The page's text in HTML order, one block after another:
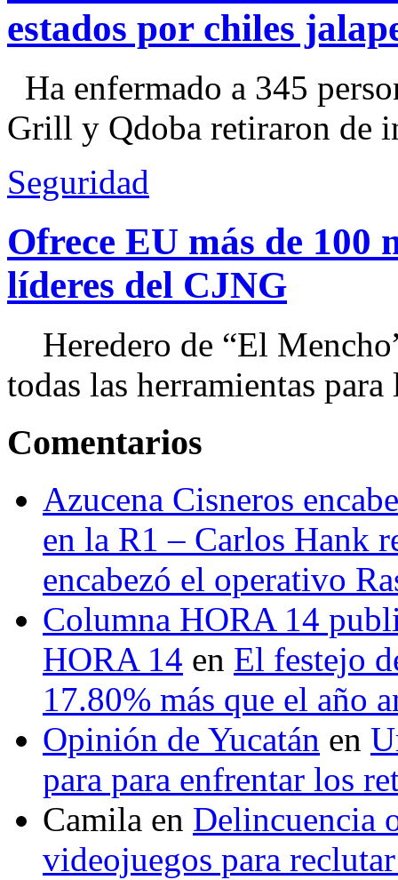
estados por chiles
Ha enfermado a 345
Grill y Qdoba retiraron de
Seguridad
Ofrece EU más de 100
líderes del CJNG
Heredero de “El
todas las herramientas
Comentarios
Azucena Cisneros
en la R1 – Carlos Hank
encabezó el operativo
Columna HORA 14
HORA 14 en El festejo
17.80% más que el año
Opinión de Yucatán en
para para enfrentar los
Camila en Delincuencia
videojuegos para